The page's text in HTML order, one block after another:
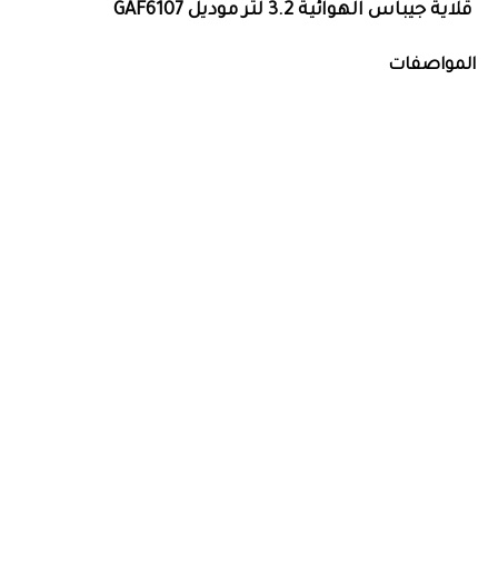
قلاية جيباس الهوائية 3.2 لتر موديل GAF6107
المواصفات